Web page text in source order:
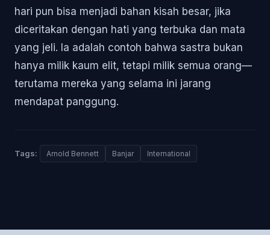
hari pun bisa menjadi bahan kisah besar, jika
diceritakan dengan hati yang terbuka dan mata
yang jeli. Ia adalah contoh bahwa sastra bukan
hanya milik kaum elit, tetapi milik semua orang—
terutama mereka yang selama ini jarang
mendapat panggung.
Tags: Arnold Bennett Banjar International